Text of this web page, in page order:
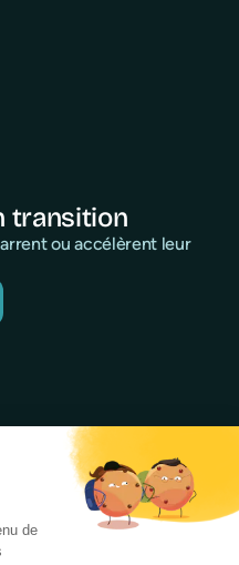
transition
ou accélèrent leur